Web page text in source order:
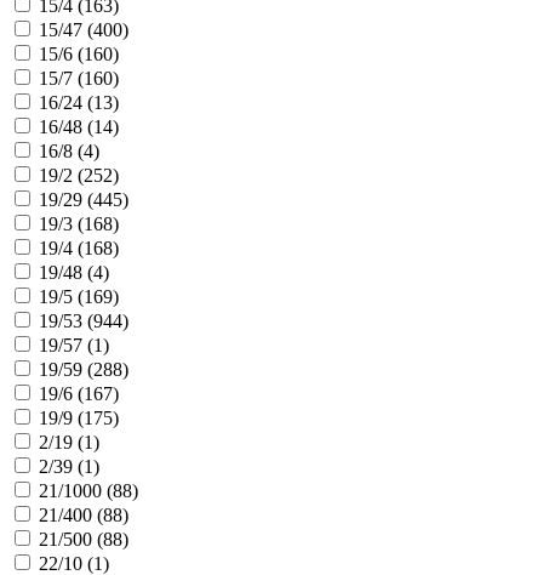
15/4 (163)
15/47 (400)
15/6 (160)
15/7 (160)
16/24 (13)
16/48 (14)
16/8 (4)
19/2 (252)
19/29 (445)
19/3 (168)
19/4 (168)
19/48 (4)
19/5 (169)
19/53 (944)
19/57 (1)
19/59 (288)
19/6 (167)
19/9 (175)
2/19 (1)
2/39 (1)
21/1000 (88)
21/400 (88)
21/500 (88)
22/10 (1)